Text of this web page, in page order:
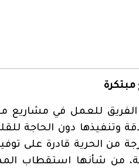
للعمل في مشاريع
وتنفيذها دون الحاجة
من الحرية قادرة على
من شأنها استقطاب